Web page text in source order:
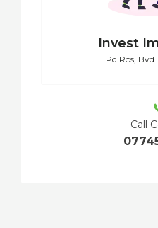
Invest
Pd Ros,
Call